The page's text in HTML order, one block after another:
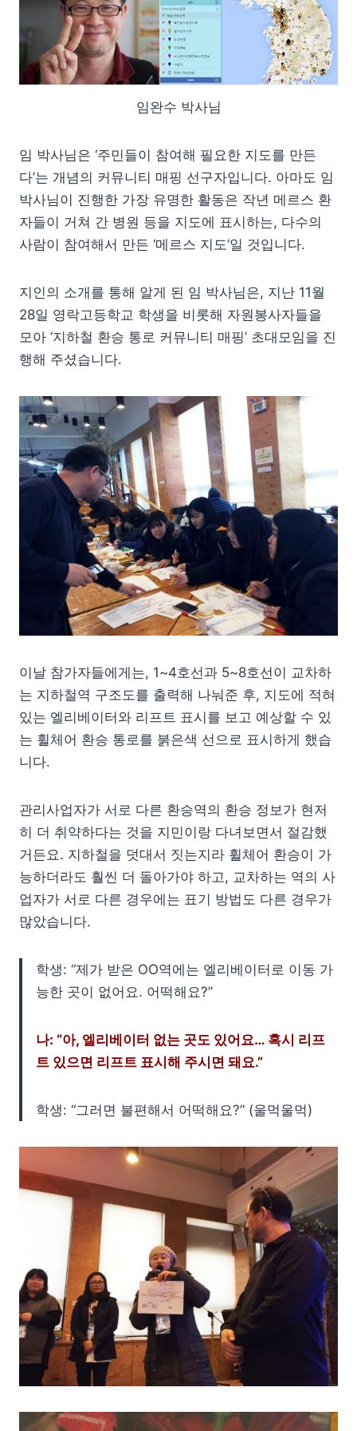
임완수 박사님
임 박사님은 ‘주민들이 참여해 필요한 지도를 만든
다’는 개념의 커뮤니티 매핑 선구자입니다. 아마도 임
박사님이 진행한 가장 유명한 활동은 작년 메르스 환
자들이 거쳐 간 병원 등을 지도에 표시하는, 다수의
사람이 참여해서 만든 ‘메르스 지도’일 것입니다.
지인의 소개를 통해 알게 된 임 박사님은, 지난 11월
28일 영락고등학교 학생을 비롯해 자원봉사자들을
모아 ‘지하철 환승 통로 커뮤니티 매핑’ 초대모임을 진
행해 주셨습니다.
이날 참가자들에게는, 1~4호선과 5~8호선이 교차하
는 지하철역 구조도를 출력해 나눠준 후, 지도에 적혀
있는 엘리베이터와 리프트 표시를 보고 예상할 수 있
는 휠체어 환승 통로를 붉은색 선으로 표시하게 했습
니다.
관리사업자가 서로 다른 환승역의 환승 정보가 현저
히 더 취약하다는 것을 지민이랑 다녀보면서 절감했
거든요. 지하철을 덧대서 짓는지라 휠체어 환승이 가
능하더라도 훨씬 더 돌아가야 하고, 교차하는 역의 사
업자가 서로 다른 경우에는 표기 방법도 다른 경우가
많았습니다.
학생: “제가 받은 OO역에는 엘리베이터로 이동 가
능한 곳이 없어요. 어떡해요?”
나: “아, 엘리베이터 없는 곳도 있어요… 혹시 리프
트 있으면 리프트 표시해 주시면 돼요.”
학생: “그러면 불편해서 어떡해요?” (울먹울먹)